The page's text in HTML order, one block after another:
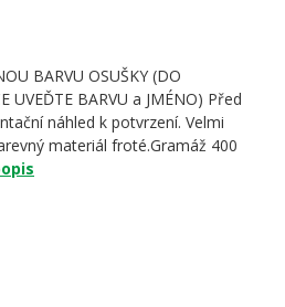
BARVU OSUŠKY (DO
UVEĎTE BARVU a JMÉNO) Před
náhled k potvrzení. Velmi
materiál froté.Gramáž 400